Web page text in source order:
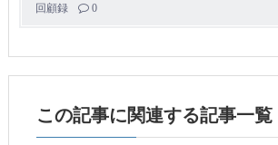
回顧録
0
この記事に関連する記事一覧